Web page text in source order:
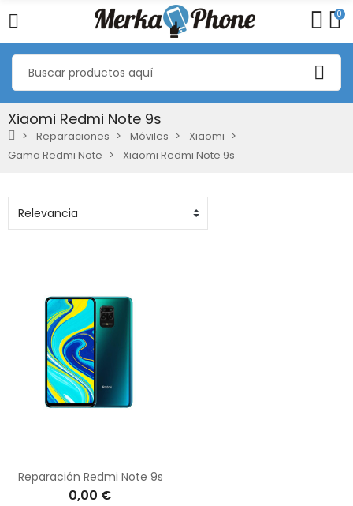
0
Xiaomi Redmi Note 9s
Reparaciones Móviles
Xiaomi
Gama Redmi Note
Xiaomi Redmi Note 9s
Reparación Redmi Note 9s
0,00 €